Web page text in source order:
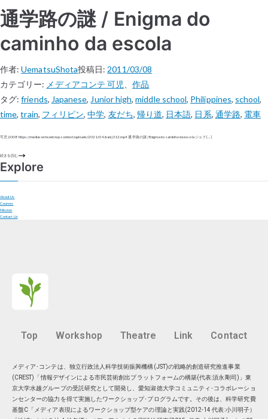
通学路の謎 / Enigma do
caminho da escola
作者:UematsuShota投稿日: 2011/03/08
カテゴリー: メディアコンテ 可児 、作品
タグ:friends, Japanese, Junior high,middle school, Philippines, school,
time,train, フィリピン,中学, 友だち, 帰り道, 日本語, 日系, 通学路, 電車
可児 2008 https://mediaconte.net/wp-content/uploads/2021/04/kani_012.mp4 通学路の謎 / Enigma do caminho da escola ジェフ […]
続きを読む
Explore
About Us
Courses
Mission
Contact Us
Top Workshop Theatre Link Contact
メディア･コンテは、独立行政法人科学技術振興機構(JST)の戦略的創造研究推進事業
(CREST)「情報デザインによる市民芸術創出プラットフォームの構築(代表:須永剛司)」東
京大学水越グループの受託研究として開発し、愛知淑徳大学コミュニティ･コラボレーショ
ンセンターの協力を得て実施したワークショップ･プログラムです。その後は、科学研究費
基盤C「メディア表現によるワークショップ型ケアの理論と実践(2012-14 代表:小川明子）